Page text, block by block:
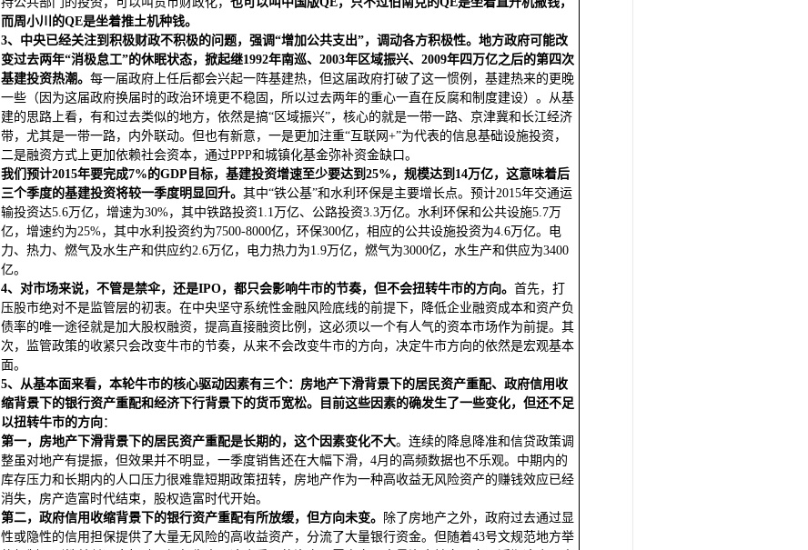
而周小川的QE是坐着推土机种钱。
3、中央已经关注到积极财政不积极的问题，强调“增加公共支出”，调动各方积极性。地方政府可能改
变过去两年“消极怠工”的休眠状态，掀起继1992年南巡、2003年区域振兴、2009年四万亿之后的第四次
基建投资热潮。 每一届政府上任后都会兴起一阵基建热，但这届政府打破了这一惯例，基建热来的更晚
一些（因为这届政府换届时的政治环境更不稳固，所以过去两年的重心一直在反腐和制度建设）。从基
建的思路上看，有和过去类似的地方，依然是搞“区域振兴”，核心的就是一带一路、京津冀和长江经济
带，尤其是一带一路，内外联动。但也有新意，一是更加注重“互联网+”为代表的信息基础设施投资，
二是融资方式上更加依赖社会资本，通过PPP和城镇化基金弥补资金缺口。
我们预计2015年要完成7%的GDP目标，基建投资增速至少要达到25%，规模达到14万亿，这意味着后
三个季度的基建投资将较一季度明显回升。 其中“铁公基”和水利环保是主要增长点。预计2015年交通运
输投资达5.6万亿，增速为30%，其中铁路投资1.1万亿、公路投资3.3万亿。水利环保和公共设施5.7万
亿，增速约为25%，其中水利投资约为7500-8000亿，环保300亿，相应的公共设施投资为4.6万亿。电
力、热力、燃气及水生产和供应约2.6万亿，电力热力为1.9万亿，燃气为3000亿，水生产和供应为3400
亿。
4、对市场来说，不管是禁伞，还是IPO，都只会影响牛市的节奏，但不会扭转牛市的方向。 首先，打
压股市绝对不是监管层的初衷。在中央坚守系统性金融风险底线的前提下，降低企业融资成本和资产负
债率的唯一途径就是加大股权融资，提高直接融资比例，这必须以一个有人气的资本市场作为前提。其
次，监管政策的收紧只会改变牛市的节奏，从来不会改变牛市的方向，决定牛市方向的依然是宏观基本
面。
5、从基本面来看，本轮牛市的核心驱动因素有三个：房地产下滑背景下的居民资产重配、政府信用收
缩背景下的银行资产重配和经济下行背景下的货币宽松。目前这些因素的确发生了一些变化，但还不足
以扭转牛市的方向：
第一，房地产下滑背景下的居民资产重配是长期的，这个因素变化不大。连续的降息降准和信贷政策调
整虽对地产有提振，但效果并不明显，一季度销售还在大幅下滑，4月的高频数据也不乐观。中期内的
库存压力和长期内的人口压力很难靠短期政策扭转，房地产作为一种高收益无风险资产的赚钱效应已经
消失，房产造富时代结束，股权造富时代开始。
第二，政府信用收缩背景下的银行资产重配有所放缓，但方向未变。
除了房地产之外，政府过去通过显
性或隐性的信用担保提供了大量无风险的高收益资产，分流了大量银行资金。但随着43号文规范地方举